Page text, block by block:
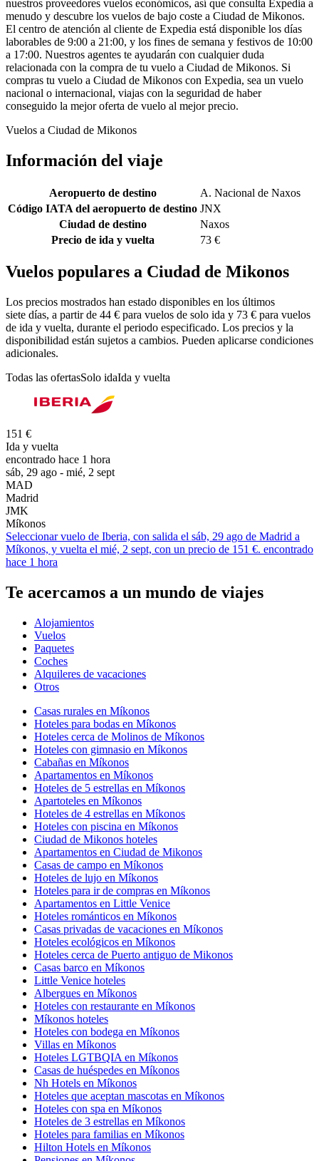
nuestros proveedores vuelos económicos, así que consulta Expedia a
menudo y descubre los vuelos de bajo coste a Ciudad de Mikonos.
El centro de atención al cliente de Expedia está disponible los días
laborables de 9:00 a 21:00, y los fines de semana y festivos de 10:00
a 17:00. Nuestros agentes te ayudarán con cualquier duda
relacionada con la compra de tu vuelo a Ciudad de Mikonos. Si
compras tu vuelo a Ciudad de Mikonos con Expedia, sea un vuelo
nacional o internacional, viajas con la seguridad de haber
conseguido la mejor oferta de vuelo al mejor precio.
Vuelos a Ciudad de Mikonos
Información del viaje
Aeropuerto de destino
A. Nacional de Naxos
Código IATA del aeropuerto de destino JNX
Ciudad de destino
Naxos
Precio de ida y vuelta
73 €
Vuelos populares a Ciudad de Mikonos
Los precios mostrados han estado disponibles en los últimos
siete días, a partir de 44 € para vuelos de solo ida y 73 € para vuelos
de ida y vuelta, durante el periodo especificado. Los precios y la
disponibilidad están sujetos a cambios. Pueden aplicarse condiciones
adicionales.
Todas las ofertasSolo idaIda y vuelta
151 €
Ida y vuelta
encontrado hace 1 hora
sáb, 29 ago - mié, 2 sept
MAD
Madrid
JMK
Míkonos
Seleccionar vuelo de Iberia, con salida el sáb, 29 ago de Madrid a
Míkonos, y vuelta el mié, 2 sept, con un precio de 151 €. encontrado
hace 1 hora
Te acercamos a un mundo de viajes
Alojamientos
Vuelos
Paquetes
Coches
Alquileres de vacaciones
Otros
Casas rurales en Míkonos
Hoteles para bodas en Míkonos
Hoteles cerca de Molinos de Míkonos
Hoteles con gimnasio en Míkonos
Cabañas en Míkonos
Apartamentos en Míkonos
Hoteles de 5 estrellas en Míkonos
Apartoteles en Míkonos
Hoteles de 4 estrellas en Míkonos
Hoteles con piscina en Míkonos
Ciudad de Mikonos hoteles
Apartamentos en Ciudad de Mikonos
Casas de campo en Míkonos
Hoteles de lujo en Míkonos
Hoteles para ir de compras en Míkonos
Apartamentos en Little Venice
Hoteles románticos en Míkonos
Casas privadas de vacaciones en Míkonos
Hoteles ecológicos en Míkonos
Hoteles cerca de Puerto antiguo de Mikonos
Casas barco en Míkonos
Little Venice hoteles
Albergues en Míkonos
Hoteles con restaurante en Míkonos
Míkonos hoteles
Hoteles con bodega en Míkonos
Villas en Míkonos
Hoteles LGTBQIA en Míkonos
Casas de huéspedes en Míkonos
Nh Hotels en Míkonos
Hoteles que aceptan mascotas en Míkonos
Hoteles con spa en Míkonos
Hoteles de 3 estrellas en Míkonos
Hoteles para familias en Míkonos
Hilton Hotels en Míkonos